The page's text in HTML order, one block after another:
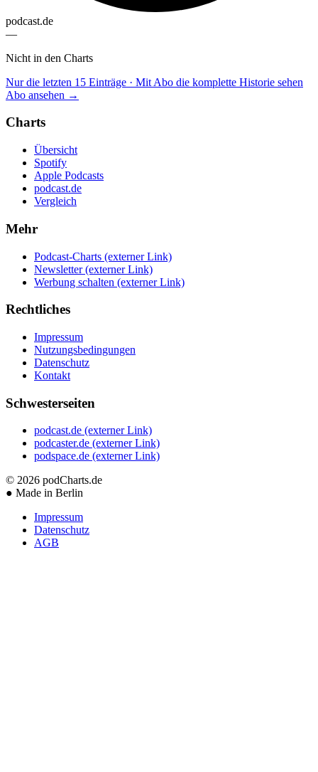
podcast.de
—
Nicht in den Charts
Nur die letzten 15 Einträge · Mit Abo die komplette Historie sehen
Abo ansehen →
Charts
Übersicht
Spotify
Apple Podcasts
podcast.de
Vergleich
Mehr
Podcast-Charts (externer Link)
Newsletter (externer Link)
Werbung schalten (externer Link)
Rechtliches
Impressum
Nutzungsbedingungen
Datenschutz
Kontakt
Schwesterseiten
podcast.de (externer Link)
podcaster.de (externer Link)
podspace.de (externer Link)
© 2026 podCharts.de
● Made in Berlin
Impressum
Datenschutz
AGB